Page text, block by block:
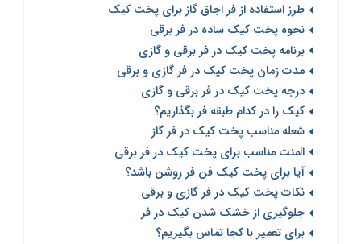
طرز استفاده از فر اجاق گاز برای پخت کیک
نحوه پخت کیک ساده در فر برقی
برنامه پخت کیک در فر برقی و گازی
مدت زمان پخت کیک در فر گازی و برقی
درجه پخت کیک در فر برقی و گازی
کیک را در کدام طبقه فر بگذاریم؟
شعله مناسب پخت کیک در فر گاز
المنت مناسب برای پخت کیک در فر برقی
آیا برای پخت کیک فن فر روشن باشد؟
نکات پخت کیک در فر گازی و برقی
جلوگیری از خشک شدن کیک در فر
برای تعمیر با کجا تماس بگیریم؟